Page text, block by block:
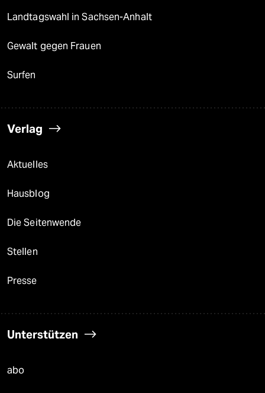
Landtagswahl in Sachsen-Anhalt
Gewalt gegen Frauen
Surfen
Verlag
Aktuelles
Hausblog
Die Seitenwende
Stellen
Presse
Unterstützen
abo